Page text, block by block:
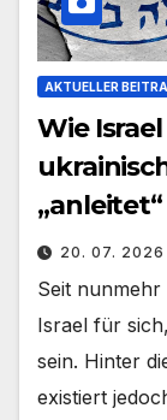
AKTUELLER
Wie
„anleitet“
20. 07. 2026
Seit
Israel für
sein. Hinter
existiert